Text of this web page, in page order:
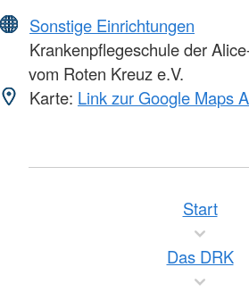
Sonstige Einrichtungen
Krankenpflegeschule der
vom Roten Kreuz e.V.
Karte: Link zur Google Maps
Start
Das DRK